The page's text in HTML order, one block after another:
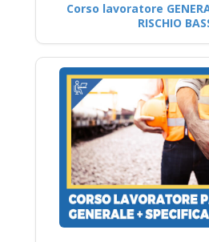
Corso lavoratore
RISCHIO